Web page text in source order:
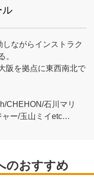
ル
ながらインストラク
。
阪を拠点に東西南北で
CHEHON/石川マリ
ャー/玉山ミイetc…